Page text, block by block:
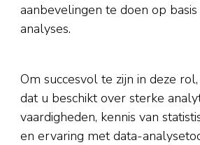
aanbevelingen te doen op
analyses.
Om succesvol te zijn in deze
dat u beschikt over sterke
vaardigheden, kennis van
en ervaring met data-